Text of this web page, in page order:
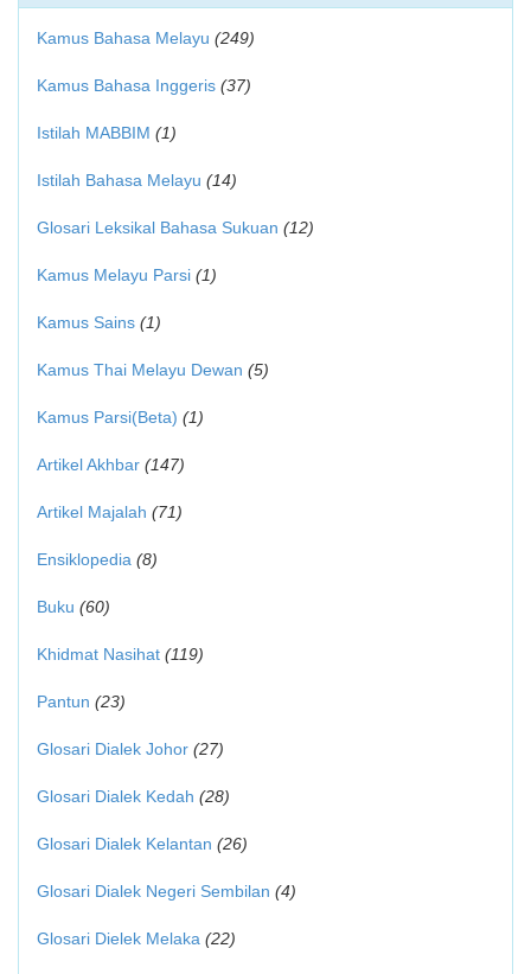
Kamus Bahasa Melayu (249)
Kamus Bahasa Inggeris (37)
Istilah MABBIM (1)
Istilah Bahasa Melayu (14)
Glosari Leksikal Bahasa Sukuan (12)
Kamus Melayu Parsi (1)
Kamus Sains (1)
Kamus Thai Melayu Dewan (5)
Kamus Parsi(Beta) (1)
Artikel Akhbar (147)
Artikel Majalah (71)
Ensiklopedia (8)
Buku (60)
Khidmat Nasihat (119)
Pantun (23)
Glosari Dialek Johor (27)
Glosari Dialek Kedah (28)
Glosari Dialek Kelantan (26)
Glosari Dialek Negeri Sembilan (4)
Glosari Dielek Melaka (22)